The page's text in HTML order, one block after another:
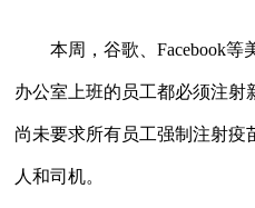
本周，谷歌、Facebook
办公室上班的员工都必须注
尚未要求所有员工强制注射疫
人和司机。